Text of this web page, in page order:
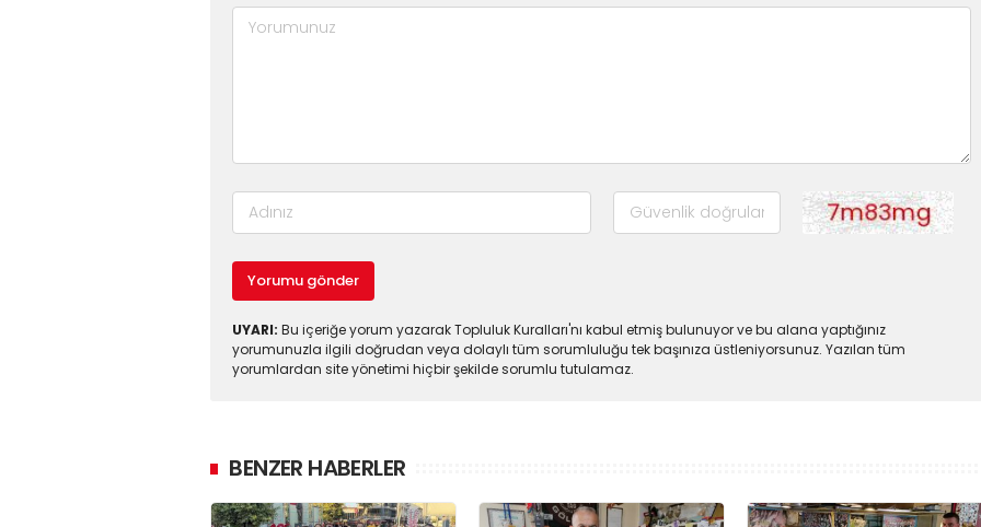
Yorumu gönder
UYARI: Bu içeriğe yorum yazarak Topluluk Kuralları'nı kabul etmiş bulunuyor ve bu alana yaptığınız
yorumunuzla ilgili doğrudan veya dolaylı tüm sorumluluğu tek başınıza üstleniyorsunuz. Yazılan tüm
yorumlardan site yönetimi hiçbir şekilde sorumlu tutulamaz.
BENZER HABERLER